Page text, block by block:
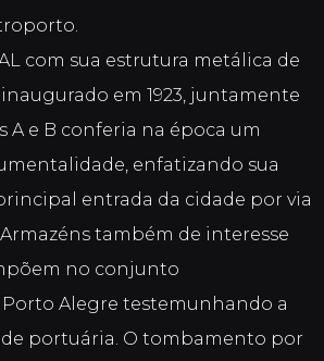
com sua estrutura metálica de
em 1923, juntamente
A e B conferia na época um
enfatizando sua
entrada da cidade por via
também de interesse
no conjunto
Alegre testemunhando a
portuária. O tombamento por